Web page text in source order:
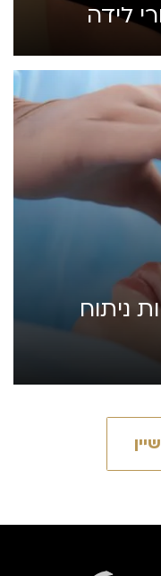
לידה
ניתוח